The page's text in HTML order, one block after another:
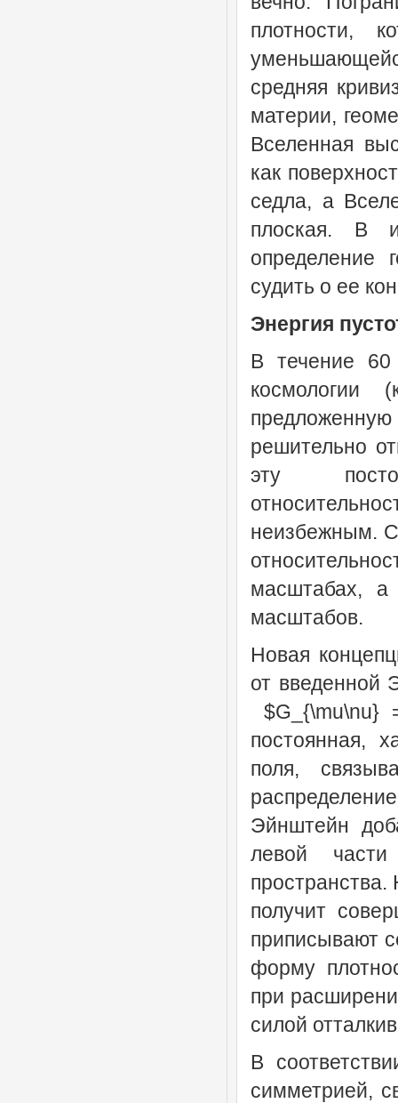
плотности,
средняя
материи,
Вселенная
как
седла, а
плоская. В
определение
судить о ее
Энергия
В течение
предложенную
решительно
эту
неизбежным.
масштабах,
масштабов.
Новая
от введенной
$G_{\mu\nu}
постоянная,
поля,
Эйнштейн
левой
получит
приписывают
форму
при
силой
В
симметрией,